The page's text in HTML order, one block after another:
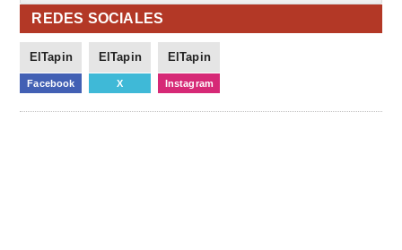
REDES SOCIALES
ElTapin
Facebook
ElTapin
X
ElTapin
Instagram